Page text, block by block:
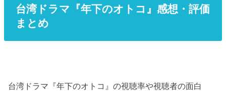
台湾ドラマ『年下のオトコ』感想・評価
まとめ
台湾ドラマ『年下のオトコ』の視聴率や視聴者の面白